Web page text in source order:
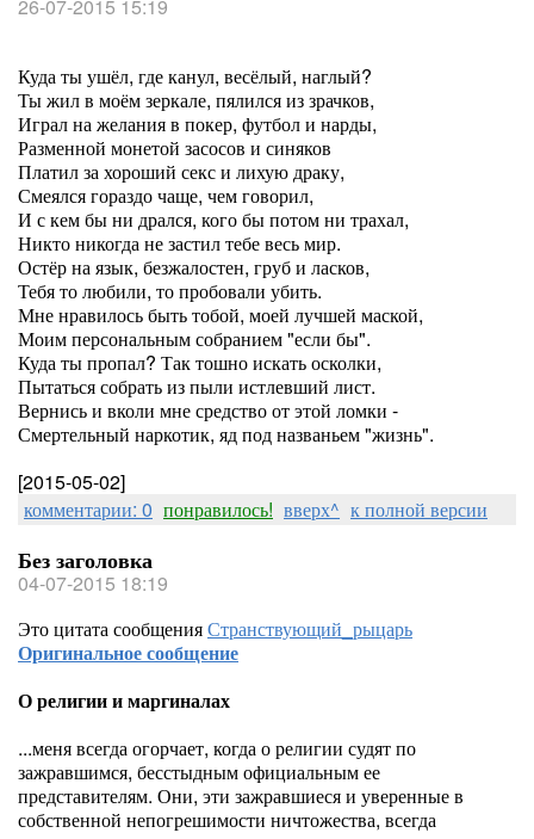
26-07-2015 15:19
Куда ты ушёл, где канул, весёлый, наглый?
Ты жил в моём зеркале, пялился из зрачков,
Играл на желания в покер, футбол и нарды,
Разменной монетой засосов и синяков
Платил за хороший секс и лихую драку,
Смеялся гораздо чаще, чем говорил,
И с кем бы ни дрался, кого бы потом ни трахал,
Никто никогда не застил тебе весь мир.
Остёр на язык, безжалостен, груб и ласков,
Тебя то любили, то пробовали убить.
Мне нравилось быть тобой, моей лучшей маской,
Моим персональным собранием "если бы".
Куда ты пропал? Так тошно искать осколки,
Пытаться собрать из пыли истлевший лист.
Вернись и вколи мне средство от этой ломки -
Смертельный наркотик, яд под названьем "жизнь".
[2015-05-02]
комментарии: 0 понравилось! вверх^ к полной версии
Без заголовка
04-07-2015 18:19
Это цитата сообщенияСтранствующий_рыцарь
Оригинальное сообщение
О религии и маргиналах
...меня всегда огорчает, когда о религии судят по
зажравшимся, бесстыдным официальным ее
представителям. Они, эти зажравшиеся и уверенные в
собственной непогрешимости ничтожества, всегда